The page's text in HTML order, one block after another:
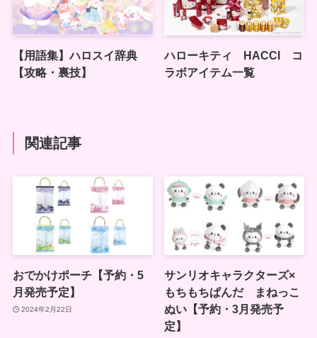
【用語集】ハロスイ辞典
【攻略・裏技】
ハローキティ HACCI コ
ラボアイテム一覧
関連記事
おでかけポーチ【予約・5
月発売予定】
2024年2月22日
サンリオキャラクターズ×
もちもちぱんだ まねっこ
ぬい【予約・3月発売予
定】